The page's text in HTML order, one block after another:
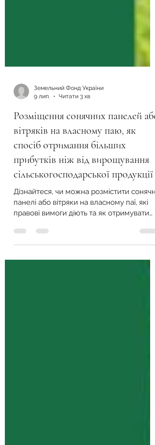
9 лип.
Читати 3 хв
Розміщення сонячних панелей або
вітряків на власному паю, як
спосіб отримання більших
прибутків ніж від вирощування
сільськогосподарської продукції
Дізнайтеся, чи можна розмістити сонячні
панелі або вітряки на власному паї, які
правові вимоги діють та як отримувати